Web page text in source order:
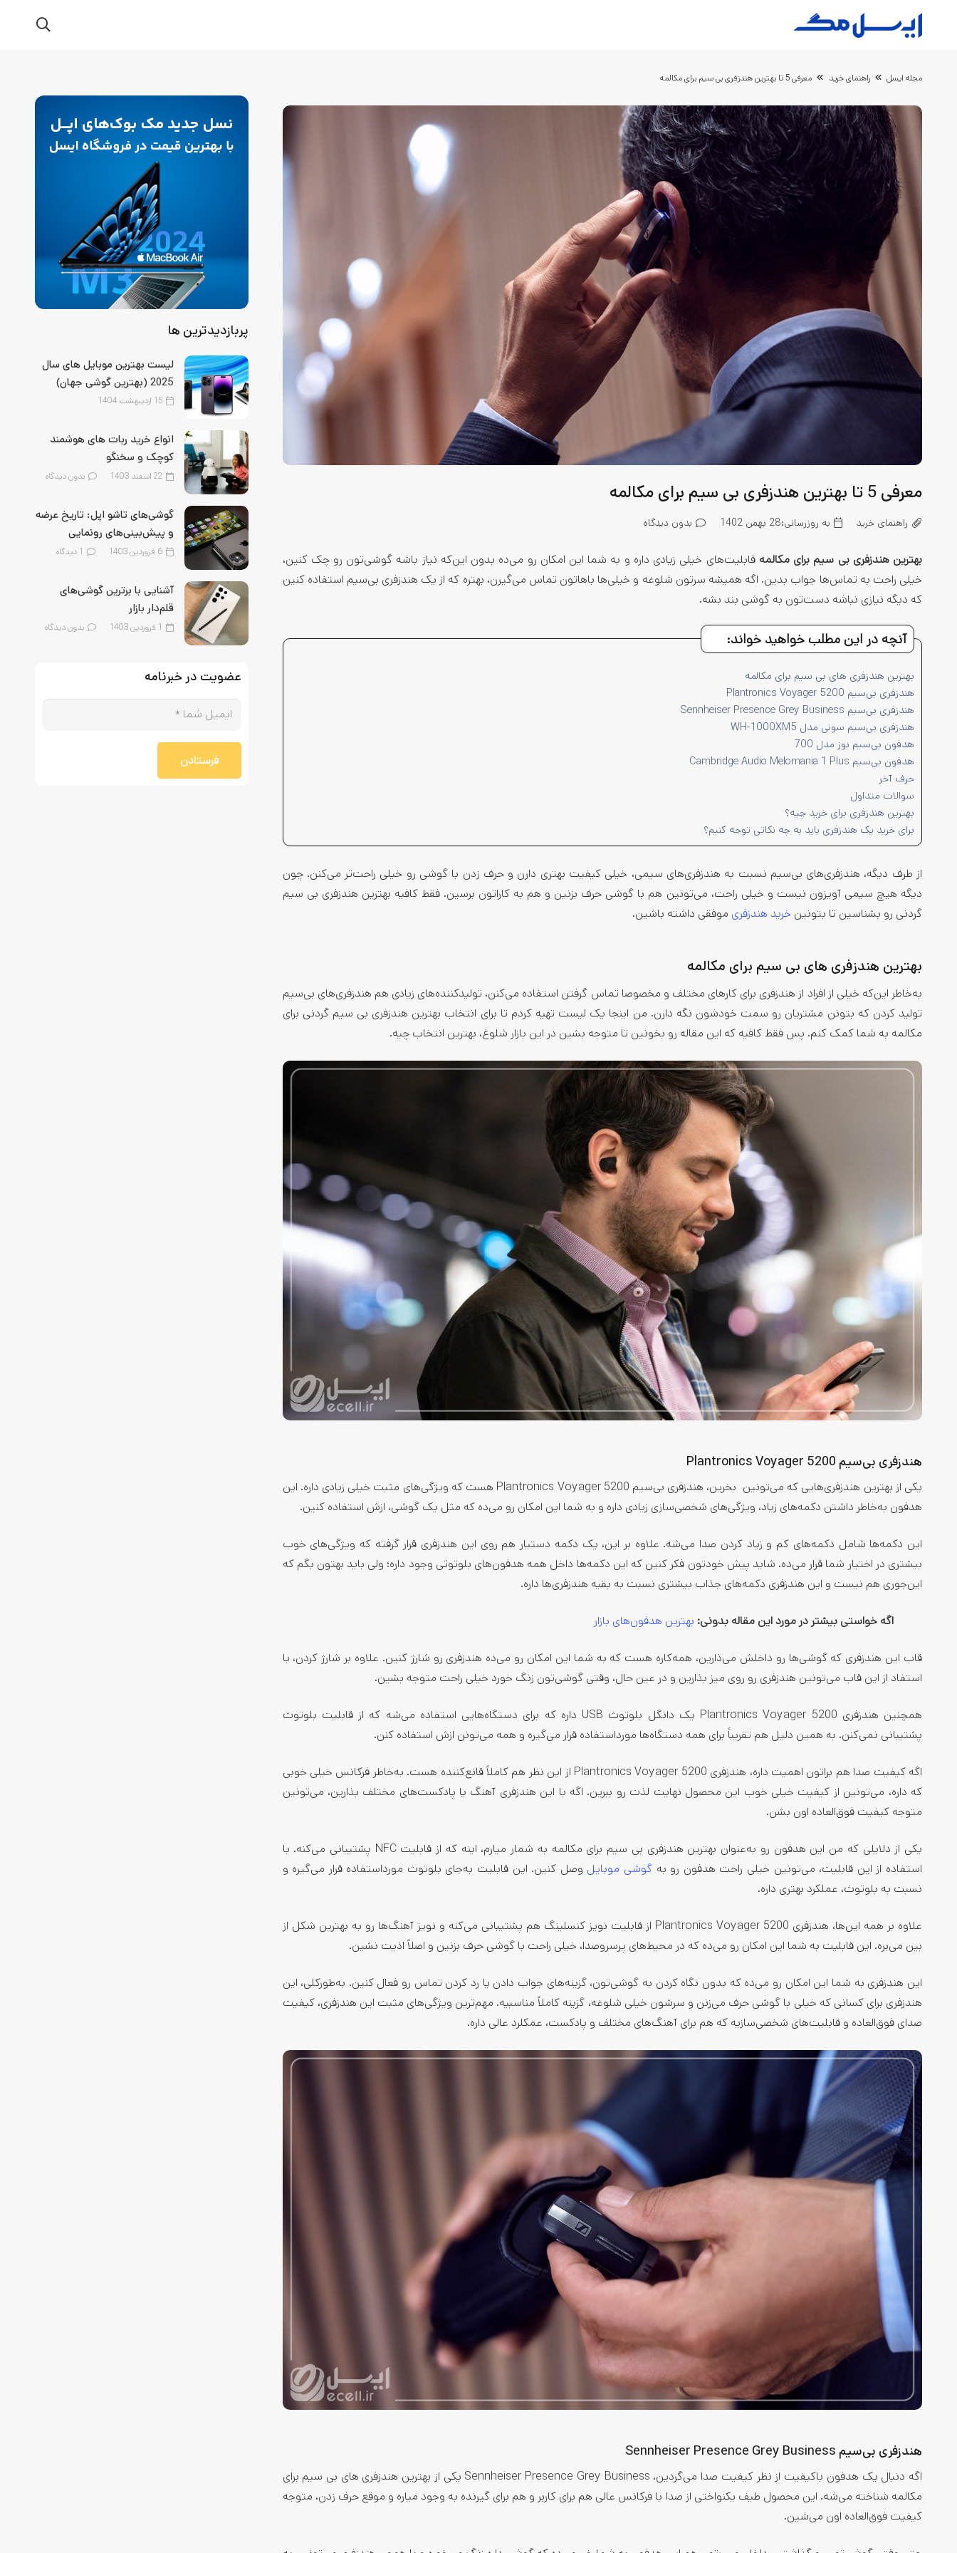
مجله ایسل راهنمای خرید معرفی 5 تا بهترین هندزفری بی سیم برای مکالمه
معرفی 5 تا بهترین هندزفری بی سیم برای مکالمه
راهنمای خرید به روزرسانی:28 بهمن 1402 بدون دیدگاه
بهترین هندزفری بی سیم برای مکالمه قابلیت‌های خیلی زیادی داره و به شما این امکان رو می‌ده بدون این‌که نیاز باشه گوشی‌تون رو چک کنین،
خیلی راحت به تماس‌ها جواب بدین. اگه همیشه سرتون شلوغه و خیلی‌ها باهاتون تماس می‌گیرن، بهتره که از یک هندزفری بی‌سیم استفاده کنین
که دیگه نیازی نباشه دست‌تون به گوشی بند بشه.
آنچه در این مطلب خواهید خواند:
بهترین هندزفری های بی سیم برای مکالمه
هندزفری بی‌سیم Plantronics Voyager 5200
هندزفری بی‌سیم Sennheiser Presence Grey Business
هندزفری بی‌سیم سونی مدل WH-1000XM5
هدفون بی‌سیم بوز مدل 700
هدفون بی‌سیم Cambridge Audio Melomania 1 Plus
حرف آخر
سوالات متداول
بهترین هندزفری برای خرید چیه؟
برای خرید یک هندزفری باید به چه نکاتی توجه کنیم؟
از طرف دیگه، هندزفری‌های بی‌سیم نسبت به هندزفری‌های سیمی، خیلی کیفیت بهتری دارن و حرف زدن با گوشی رو خیلی راحت‌تر می‌کنن. چون
دیگه هیچ سیمی آویزون نیست و خیلی راحت، می‌تونین هم با گوشی حرف بزنین و هم به کاراتون برسین. فقط کافیه بهترین هندزفری بی سیم
گردنی رو بشناسین تا بتونین خرید هندزفری موفقی داشته باشین.
بهترین هندزفری های بی سیم برای مکالمه
به‌خاطر این‌که خیلی از افراد از هندزفری برای کارهای مختلف و مخصوصا تماس گرفتن استفاده می‌کنن، تولیدکننده‌های زیادی هم هندزفری‌های بی‌سیم
تولید کردن که بتونن مشتریان رو سمت خودشون نگه دارن. من اینجا یک لیست تهیه کردم تا برای انتخاب بهترین هندزفری بی سیم گردنی برای
مکالمه به شما کمک کنم. پس فقط کافیه که این مقاله رو بخونین تا متوجه بشین در این بازار شلوغ، بهترین انتخاب چیه.
هندزفری بی‌سیم Plantronics Voyager 5200
یکی از بهترین هندزفری‌هایی که می‌تونین بخرین، هندزفری بی‌سیم Plantronics Voyager 5200 هست که ویژگی‌های مثبت خیلی زیادی داره. این
هدفون به‌خاطر داشتن دکمه‌های زیاد، ویژگی‌های شخصی‌سازی زیادی داره و به شما این امکان رو می‌ده که مثل یک گوشی، ازش استفاده کنین.
این دکمه‌ها شامل دکمه‌های کم و زیاد کردن صدا می‌شه. علاوه بر این، یک دکمه دستیار هم روی این هندزفری قرار گرفته که ویژگی‌های خوب
بیشتری در اختیار شما قرار می‌ده. شاید پیش خودتون فکر کنین که این دکمه‌ها داخل همه هدفون‌های بلوتوثی وجود داره؛ ولی باید بهتون بگم که
این‌جوری هم نیست و این هندزفری دکمه‌های جذاب بیشتری نسبت به بقیه هندزفری‌ها داره.
اگه خواستی بیشتر در مورد این مقاله بدونی: بهترین هدفون‌های بازار
قاب این هندزفری که گوشی‌ها رو داخلش می‌ذارین، همه‌کاره هست که به شما این امکان رو می‌ده هندزفری رو شارژ کنین. علاوه بر شارژ کردن، با
استفاد از این قاب می‌تونین هندزفری رو روی میز بذارین و در عین حال، وقتی گوشی‌تون زنگ خورد خیلی راحت متوجه بشین.
همچنین هندزفری Plantronics Voyager 5200 یک دانگل بلوتوث USB داره که برای دستگاه‌هایی استفاده می‌شه که از قابلیت بلوتوث
پشتیبانی نمی‌کنن. به همین دلیل هم تقریباً برای همه دستگاه‌ها مورداستفاده قرار می‌گیره و همه می‌تونن ازش استفاده کنن.
اگه کیفیت صدا هم براتون اهمیت داره، هندزفری Plantronics Voyager 5200 از این نظر هم کاملاً قانع‌کننده هست. به‌خاطر فرکانس خیلی خوبی
که داره، می‌تونین از کیفیت خیلی خوب این محصول نهایت لذت رو ببرین. اگه با این هندزفری آهنگ یا پادکست‌های مختلف بذارین، می‌تونین
متوجه کیفیت فوق‌العاده اون بشن.
یکی از دلایلی که من این هدفون رو به‌عنوان بهترین هندزفری بی سیم برای مکالمه به شمار میارم، اینه که از قابلیت NFC پشتیبانی می‌کنه. با
استفاده از این قابلیت، می‌تونین خیلی راحت هدفون رو به گوشی موبایل وصل کنین. این قابلیت به‌جای بلوتوث مورداستفاده قرار می‌گیره و
نسبت به بلوتوث، عملکرد بهتری داره.
علاوه بر همه این‌ها، هندزفری Plantronics Voyager 5200 از قابلیت نویز کنسلینگ هم پشتیبانی می‌کنه و نویز آهنگ‌ها رو به بهترین شکل از
بین می‌بره. این قابلیت به شما این امکان رو می‌ده که در محیط‌های پرسروصدا، خیلی راحت با گوشی حرف بزنین و اصلاً اذیت نشین.
این هندزفری به شما این امکان رو می‌ده که بدون نگاه کردن به گوشی‌تون، گزینه‌های جواب دادن یا رد کردن تماس رو فعال کنین. به‌طورکلی، این
هندزفری برای کسانی که خیلی با گوشی حرف می‌زنن و سرشون خیلی شلوغه، گزینه کاملاً مناسبیه. مهم‌ترین ویژگی‌های مثبت این هندزفری، کیفیت
صدای فوق‌العاده و قابلیت‌های شخصی‌سازیه که هم برای آهنگ‌های مختلف و پادکست، عمکلرد عالی داره.
هندزفری بی‌سیم Sennheiser Presence Grey Business
اگه دنبال یک هدفون باکیفیت از نظر کیفیت صدا می‌گردین، Sennheiser Presence Grey Business یکی از بهترین هندزفری های بی سیم برای
مکالمه شناخته می‌شه. این محصول طیف یکنواختی از صدا با فرکانس عالی هم برای کاربر و هم برای گیرنده به وجود میاره و موقع حرف زدن، متوجه
کیفیت فوق‌العاده اون می‌شین.
پربازدیدترین ها
لیست بهترین موبایل‌ های سال
2025 (بهترین گوشی جهان)
15 اردیبهشت 1404
انواع خرید ربات های هوشمند
کوچک و سخنگو
22 اسفند 1403 بدون دیدگاه
گوشی‌های تاشو اپل: تاریخ عرضه
و پیش‌بینی‌های رونمایی
6 فروردین 1403 1 دیدگاه
آشنایی با برترین گوشی‌های
قلم‌‌دار بازار
1 فروردین 1403 بدون دیدگاه
عضویت در خبرنامه
فرستادن